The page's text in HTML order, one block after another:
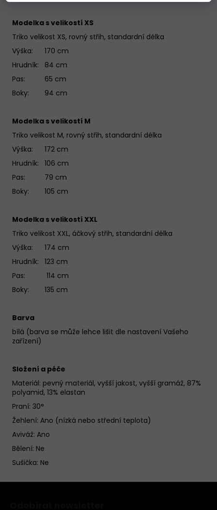
Modelka s velikostí XS
Triko velikost XS, rovný střih, standardní délka
Výška: 170 cm
Hrudník: 84 cm
Pas: 65 cm
Boky: 94 cm
Modelka s velikostí M
Triko velikost M, rovný střih, standardní délka
Výška: 172 cm
Hrudník: 106 cm
Pas: 79 cm
Boky: 105 cm
Modelka s velikostí XXL
Triko velikost XXL, áčkový střih, standardní délka
Výška: 174 cm
Hrudník: 123 cm
Pas: 114 cm
Boky: 135 cm
Barva
bílá (barva se může lehce lišit dle nastavení Vašeho
zařízení)
Složení a péče
Materiál: pevný materiál, vyšší jakost, vyšší gramáž, 87%
polyamid, 13% elastan
Praní: 30°
Žehlení: Ano (nízká nebo střední teplota)
Aviváž: Ano
Bělení: Ne
Sušička: Ne